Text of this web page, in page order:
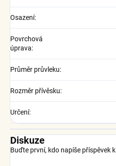
Osazení:
Povrchová
úprava:
Průměr průvleku:
Rozměr přívěsku:
Určení:
Diskuze
Buďte první, kdo napíše příspěvek